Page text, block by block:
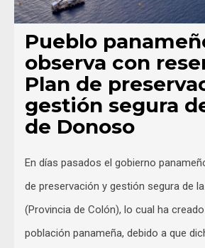
Pueblo
observa con
Plan de
gestión segura
de Donoso
En días pasados el gobierno
de preservación y gestión segura de
(Provincia de Colón), lo cual ha
población panameña, debido a que